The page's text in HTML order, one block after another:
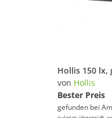
von Hollis
Bester Preis
gefunden bei